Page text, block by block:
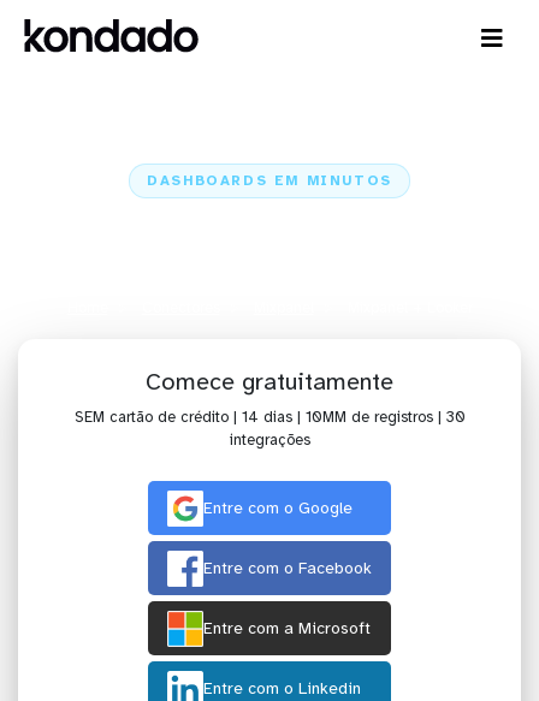
DASHBOARDS EM MINUTOS
Comece gratuitamente
SEM cartão de crédito | 14 dias | 10MM de registros | 30
integrações
Entre com o Google
Entre com o Facebook
Entre com a Microsoft
Entre com o Linkedin